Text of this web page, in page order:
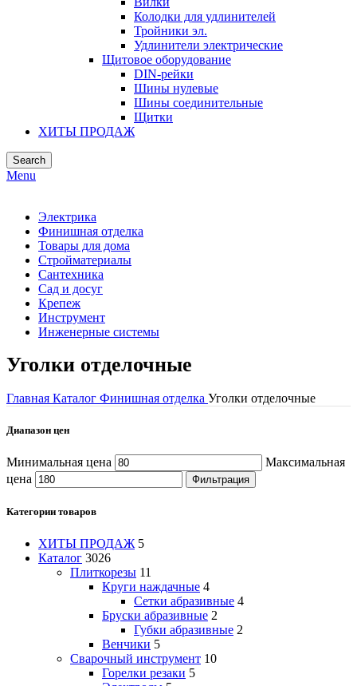
Колодки для удлинителей
Тройники эл.
Удлинители электрические
Щитовое оборудование
DIN-рейки
Шины нулевые
Шины соединительные
Щитки
ХИТЫ ПРОДАЖ
Search
Menu
Электрика
Финишная отделка
Товары для дома
Стройматериалы
Сантехника
Сад и досуг
Крепеж
Инструмент
Инженерные системы
Уголки отделочные
Главная Каталог Финишная отделка Уголки отделочные
Диапазон цен
Минимальная цена
Максимальная
цена
Фильтрация
Категории товаров
ХИТЫ ПРОДАЖ 5
Каталог 3026
Плиткорезы 11
Круги наждачные 4
Сетки абразивные 4
Бруски абразивные 2
Губки абразивные 2
Венчики 5
Сварочный инструмент 10
Горелки резаки 5